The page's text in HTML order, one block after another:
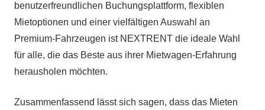
benutzerfreundlichen Buchungsplattform, flexiblen
Mietoptionen und einer vielfältigen Auswahl an
Premium-Fahrzeugen ist NEXTRENT die ideale Wahl
für alle, die das Beste aus ihrer Mietwagen-Erfahrung
herausholen möchten.
Zusammenfassend lässt sich sagen, dass das Mieten